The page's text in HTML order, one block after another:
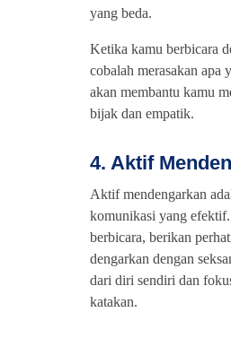
yang beda.
Ketika kamu berbicara
cobalah merasakan apa
akan membantu kamu
bijak dan empatik.
4. Aktif
Aktif mendengarkan
komunikasi yang
berbicara, berikan
dengarkan dengan
dari diri sendiri dan
katakan.